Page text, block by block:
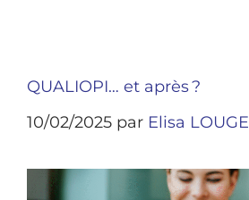
QUALIOPI… et après ?
10/02/2025 par Elisa LOUGE